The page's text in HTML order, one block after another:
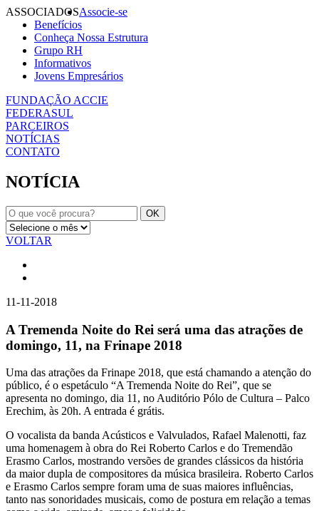
ASSOCIADOSAssocie-se
Benefícios
Conheça Nossa Estrutura
Grupo RH
Informativos
Jovens Empresários
FUNDAÇÃO ACCIE
FEDERASUL
PARCEIROS
NOTÍCIAS
CONTATO
NOTÍCIA
VOLTAR
11-11-2018
A Tremenda Noite do Rei será uma das atrações de
domingo, 11, na Frinape 2018
Uma das atrações da Frinape 2018, que está chamando a atenção do
público, é o espetáculo “A Tremenda Noite do Rei”, que se
apresenta no domingo, dia 11, no Auditório Pólo de Cultura – Palco
Erechim, às 20h. A entrada é grátis.
O vocalista da banda Acústicos e Valvulados, Rafael Malenotti, faz
uma homenagem à obra do Rei Roberto Carlos e do Tremendão
Erasmo Carlos, mostrando versões de grandes clássicos da história
da maior dupla de compositores da música brasileira. Roberto Carlos
e Erasmo Carlos sempre foram uma de suas maiores influências,
tanto nas sonoridades musicais, como de postura em relação a temas